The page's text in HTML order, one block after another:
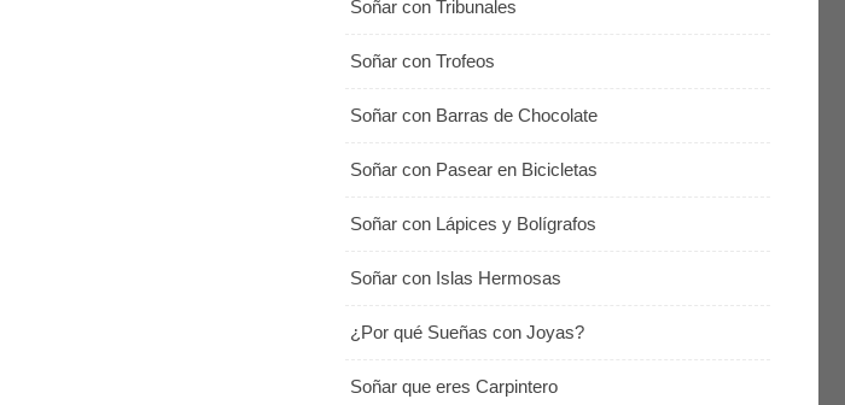
Soñar con Tribunales
Soñar con Trofeos
Soñar con Barras de Chocolate
Soñar con Pasear en Bicicletas
Soñar con Lápices y Bolígrafos
Soñar con Islas Hermosas
¿Por qué Sueñas con Joyas?
Soñar que eres Carpintero